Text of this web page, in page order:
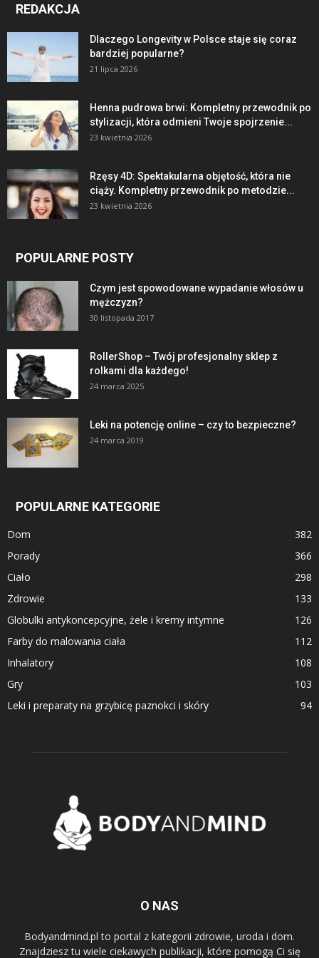
REDAKCJA
Dlaczego Longevity w Polsce staje się coraz
bardziej popularne?
21 lipca 2026
Henna pudrowa brwi: Kompletny przewodnik po
stylizacji, która odmieni Twoje spojrzenie...
23 kwietnia 2026
Rzęsy 4D: Spektakularna objętość, która nie
ciąży. Kompletny przewodnik po metodzie...
23 kwietnia 2026
POPULARNE POSTY
Czym jest spowodowane wypadanie włosów u
mężczyzn?
30 listopada 2017
RollerShop – Twój profesjonalny sklep z
rolkami dla każdego!
24 marca 2025
Leki na potencję online – czy to bezpieczne?
24 marca 2019
POPULARNE KATEGORIE
Dom
382
Porady
366
Ciało
298
Zdrowie
133
Globulki antykoncepcyjne, żele i kremy intymne
126
Farby do malowania ciała
112
Inhalatory
108
Gry
103
Leki i preparaty na grzybicę paznokci i skóry
94
O NAS
Bodyandmind.pl to portal z kategorii zdrowie, uroda i dom.
Znajdziesz tu wiele ciekawych publikacji, które pomogą Ci się